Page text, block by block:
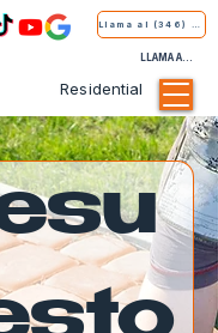
Residential
Llama al (346) 681-9339